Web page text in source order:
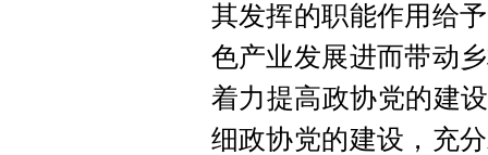
其发挥的职能作用给
色产业发展进而带动
着力提高政协党的建
细政协党的建设，充